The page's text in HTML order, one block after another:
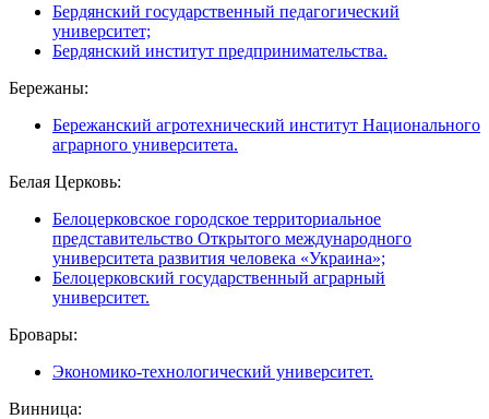
Бердянский государственный педагогический
университет;
Бердянский институт предпринимательства.
Бережаны:
Бережанский агротехнический институт Национального
аграрного университета.
Белая Церковь:
Белоцерковское городское территориальное
представительство Открытого международного
университета развития человека «Украина»;
Белоцерковский государственный аграрный
университет.
Бровары:
Экономико-технологический университет.
Винница: